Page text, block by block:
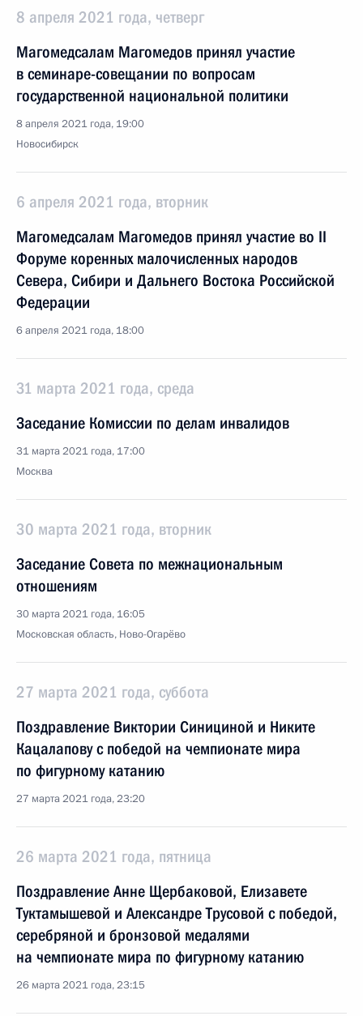
8 апреля 2021 года, четверг
Магомедсалам Магомедов принял участие
в семинаре-совещании по вопросам
государственной национальной политики
8 апреля 2021 года, 19:00
Новосибирск
6 апреля 2021 года, вторник
Магомедсалам Магомедов принял участие во II
Форуме коренных малочисленных народов
Севера, Сибири и Дальнего Востока Российской
Федерации
6 апреля 2021 года, 18:00
31 марта 2021 года, среда
Заседание Комиссии по делам инвалидов
31 марта 2021 года, 17:00
Москва
30 марта 2021 года, вторник
Заседание Совета по межнациональным
отношениям
30 марта 2021 года, 16:05
Московская область, Ново-Огарёво
27 марта 2021 года, суббота
Поздравление Виктории Синициной и Никите
Кацалапову с победой на чемпионате мира
по фигурному катанию
27 марта 2021 года, 23:20
26 марта 2021 года, пятница
Поздравление Анне Щербаковой, Елизавете
Туктамышевой и Александре Трусовой с победой,
серебряной и бронзовой медалями
на чемпионате мира по фигурному катанию
26 марта 2021 года, 23:15